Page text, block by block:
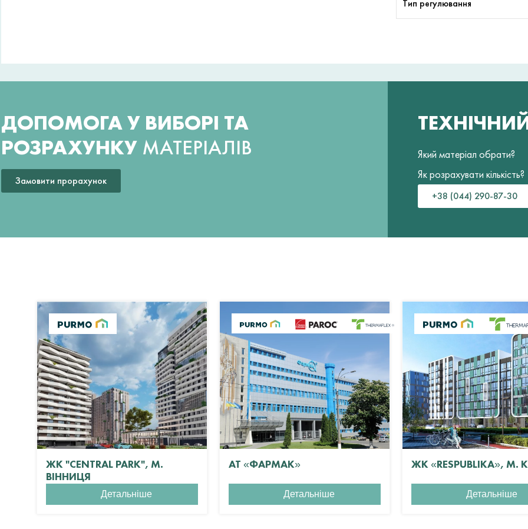
Тип регулювання
ДОПОМОГА У ВИБОРІ ТА
РОЗРАХУНКУ МАТЕРІАЛІВ
Замовити прорахунок
Який матеріал обрати?
Як розрахувати кількість?
+38 (044) 290-87-30
ЖК "CENTRAL PARK", М.
ВІННИЦЯ
Детальніше
АТ «ФАРМАК»
Детальніше
ЖК «RESPUBLIKA», М.
Детальніше